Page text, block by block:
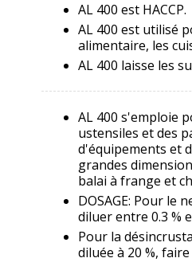
AL 400 est HACCP.
AL 400 est utilisé
alimentaire, les
AL 400 laisse les
AL 400 s'emploie
ustensiles et des
d'équipements et
grandes
balai à frange et
DOSAGE: Pour le
diluer entre 0.3 %
Pour la
diluée à 20 %,